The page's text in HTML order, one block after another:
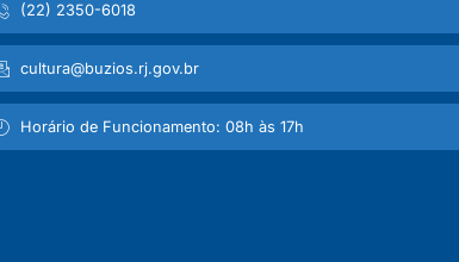
(22) 2350-6018
cultura@buzios.rj.gov.br
Horário de Funcionamento: 08h às 17h